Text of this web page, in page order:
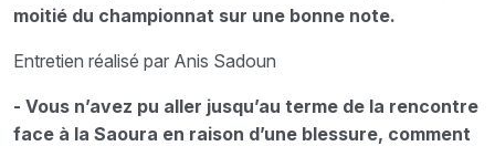
moitié du championnat sur une bonne note.
Entretien réalisé par Anis Sadoun
- Vous n’avez pu aller jusqu’au terme de la rencontre
face à la Saoura en raison d’une blessure, comment